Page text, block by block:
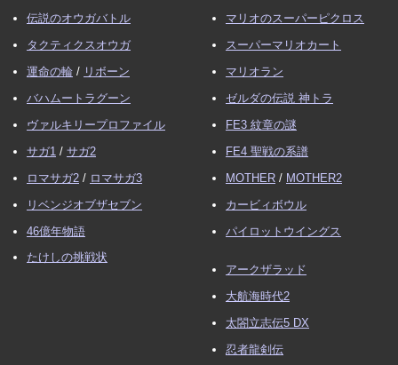
伝説のオウガバトル
タクティクスオウガ
運命の輪 / リボーン
バハムートラグーン
ヴァルキリープロファイル
サガ1 / サガ2
ロマサガ2 / ロマサガ3
リベンジオブザセブン
46億年物語
たけしの挑戦状
マリオのスーパーピクロス
スーパーマリオカート
マリオラン
ゼルダの伝説 神トラ
FE3 紋章の謎
FE4 聖戦の系譜
MOTHER / MOTHER2
カービィボウル
パイロットウイングス
アークザラッド
大航海時代2
太閤立志伝5 DX
忍者龍剣伝